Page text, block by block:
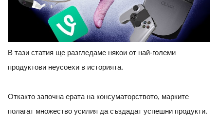
В тази статия ще разгледаме някои от най-големи
продуктови неусоехи в историята.
Откакто започна ерата на консуматорството, марките
полагат множество усилия да създадат успешни продукти.